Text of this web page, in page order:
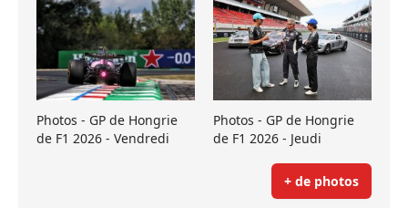
Photos - GP de Hongrie
de F1 2026 - Vendredi
Photos - GP de Hongrie
de F1 2026 - Jeudi
+ de photos